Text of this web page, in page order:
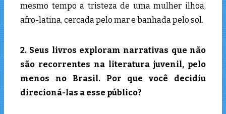
mesmo tempo a tristeza de uma mulher ilhoa,
afro-latina, cercada pelo mar e banhada pelo sol.
2. Seus livros exploram narrativas que não
são recorrentes na literatura juvenil, pelo
menos no Brasil. Por que você decidiu
direcioná-las a esse público?